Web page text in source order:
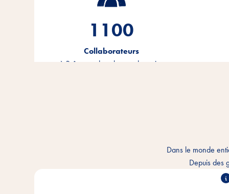
1100
Collaborateurs
à Brême et dans le monde entier
Dans le monde
Depuis des